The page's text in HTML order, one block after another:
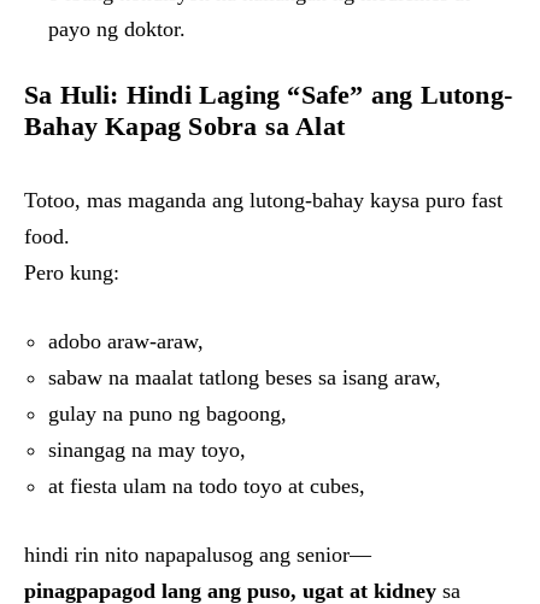
payo ng doktor.
Sa Huli: Hindi Laging “Safe” ang Lutong-
Bahay Kapag Sobra sa Alat
Totoo, mas maganda ang lutong-bahay kaysa puro fast
food.
Pero kung:
adobo araw-araw,
sabaw na maalat tatlong beses sa isang araw,
gulay na puno ng bagoong,
sinangag na may toyo,
at fiesta ulam na todo toyo at cubes,
hindi rin nito napapalusog ang senior—
pinagpapagod lang ang puso, ugat at kidney sa